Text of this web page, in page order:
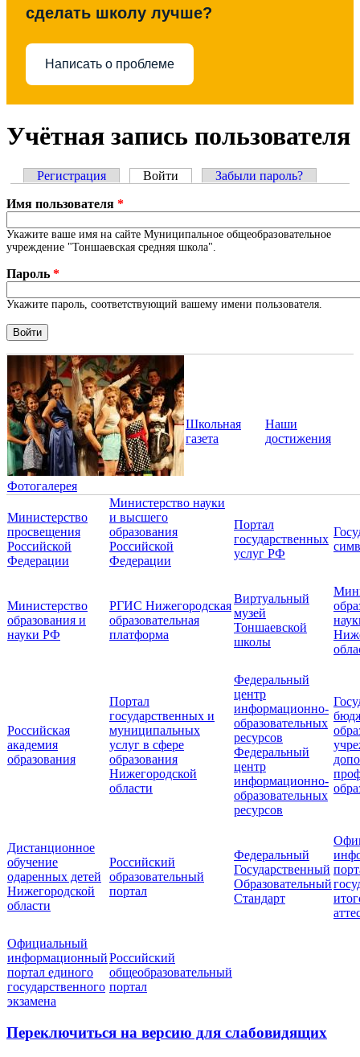
сделать школу лучше?
Написать о проблеме
Учётная запись пользователя
Главные вкладки
Регистрация Войти (активная вкладка)
Забыли пароль?
Имя пользователя *
Укажите ваше имя на сайте Муниципальное общеобразовательное
учреждение "Тоншаевская средняя школа".
Пароль *
Укажите пароль, соответствующий вашему имени пользователя.
Фотогалерея
Школьная
газета
Наши
достижения
Министерство
просвещения
Российской
Федерации
Министерство науки
и высшего
образования
Российской
Федерации
Портал
государственных
услуг РФ
Министерство
образования и
науки РФ
РГИС Нижегородская
образовательная
платформа
Виртуальный
музей
Тоншаевской
школы
Российская
академия
образования
Портал
государственных и
муниципальных
услуг в сфере
образования
Нижегородской
области
Федеральный
центр
информационно-
образовательных
ресурсов
Федеральный
центр
информационно-
образовательных
ресурсов
Дистанционное
обучение
одаренных детей
Нижегородской
области
Российский
образовательный
портал
Федеральный
Государственный
Образовательный
Стандарт
Официальный
информационный
портал единого
государственного
экзамена
Российский
общеобразовательный
портал
Переключиться на версию для слабовидящих